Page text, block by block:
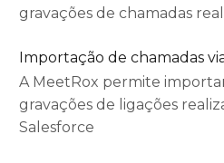
gravações de chamadas
Importação de chamadas
A MeetRox permite
gravações de ligações
Salesforce